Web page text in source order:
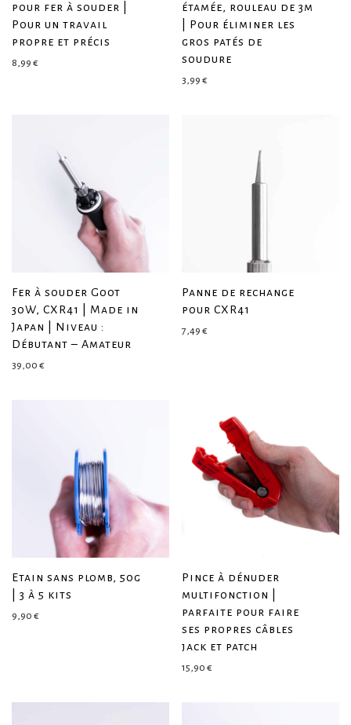
pour fer à souder |
Pour un travail
propre et précis
8,99 €
étamée, rouleau de 3m
| Pour éliminer les
gros patés de
soudure
3,99 €
Fer à souder Goot
30W, CXR41 | Made in
Japan | Niveau :
Débutant – Amateur
39,00 €
Panne de rechange
pour CXR41
7,49 €
Etain sans plomb, 50g
| 3 à 5 kits
9,90 €
Pince à dénuder
multifonction |
parfaite pour faire
ses propres câbles
jack et patch
15,90 €